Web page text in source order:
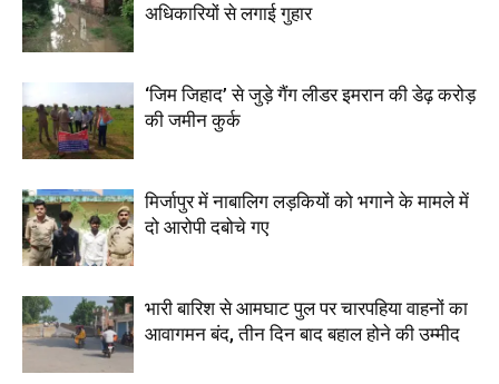
अधिकारियों से लगाई गुहार
‘जिम जिहाद’ से जुड़े गैंग लीडर इमरान की डेढ़ करोड़
की जमीन कुर्क
मिर्जापुर में नाबालिग लड़कियों को भगाने के मामले में
दो आरोपी दबोचे गए
भारी बारिश से आमघाट पुल पर चारपहिया वाहनों का
आवागमन बंद, तीन दिन बाद बहाल होने की उम्मीद